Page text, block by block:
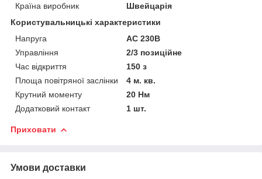
Країна виробник
Швейцарія
Користувальницькі характеристики
Напруга
АС 230В
Управління
2/3 позиційне
Час відкриття
150 з
Площа повітряної заслінки
4 м. кв.
Крутний моменту
20 Нм
Додатковий контакт
1 шт.
Приховати
Умови доставки